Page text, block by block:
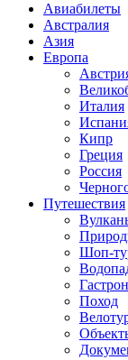
Авиабилеты
Австралия
Азия
Европа
Италия
Кипр
Греция
Россия
Путешествия
Шоп-
Поход